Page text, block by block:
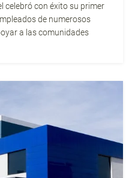
celebró con éxito su primer
de numerosos
a las comunidades